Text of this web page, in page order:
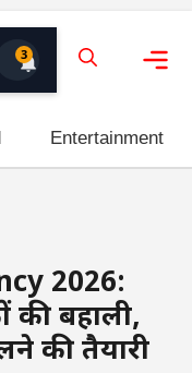
3
Entertainment
2026:
की बहाली,
की तैयारी